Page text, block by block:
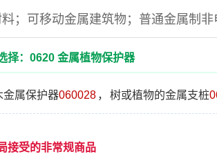
；可移动金属建筑物；普通金属制
择：0620 金属植物保护器
金属保护器060028 ， 树或植物的金属支桩
接受的非常规商品